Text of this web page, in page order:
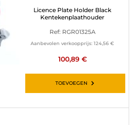
Licence Plate Holder Black
Kentekenplaathouder
Ref: RGR01325A
Aanbevolen verkoopprijs: 124,56 €
100,89 €
TOEVOEGEN